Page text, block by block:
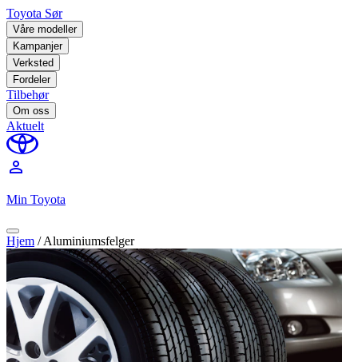
Toyota Sør
Våre modeller
Kampanjer
Verksted
Fordeler
Tilbehør
Om oss
Aktuelt
perm_identity
Min Toyota
Hjem /Aluminiumsfelger